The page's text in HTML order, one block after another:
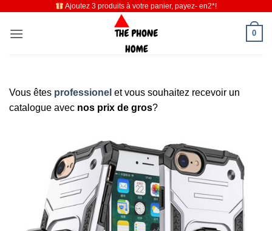
contenu
Ajoutez 3 produits à votre panier, payez- en2*!
0
Vous êtes professionel et vous souhaitez recevoir un
catalogue avec nos prix de gros?